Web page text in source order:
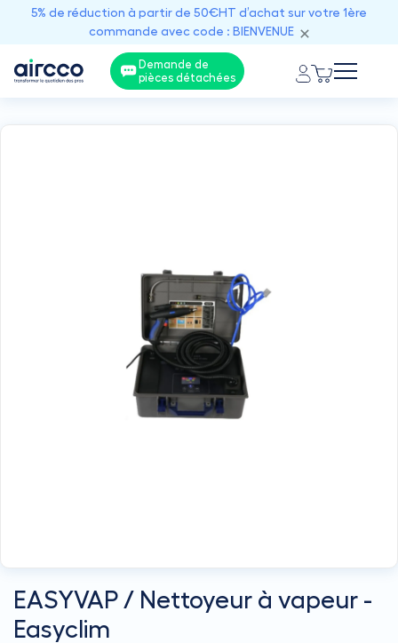
5% de réduction à partir de 50€HT d’achat sur votre 1ère
commande avec code : BIENVENUE
Demande de
pièces détachées
EASYVAP / Nettoyeur à vapeur -
Easyclim